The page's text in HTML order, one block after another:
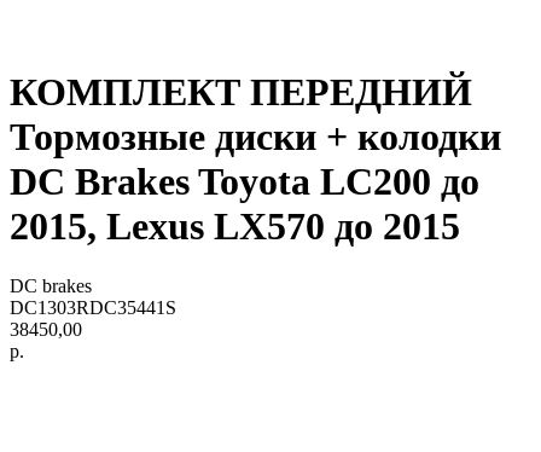
КОМПЛЕКТ ПЕРЕДНИЙ
Тормозные диски + колодки
DC Brakes Toyota LC200 до
2015, Lexus LX570 до 2015
DC brakes
DC1303RDC35441S
38450,00
р.